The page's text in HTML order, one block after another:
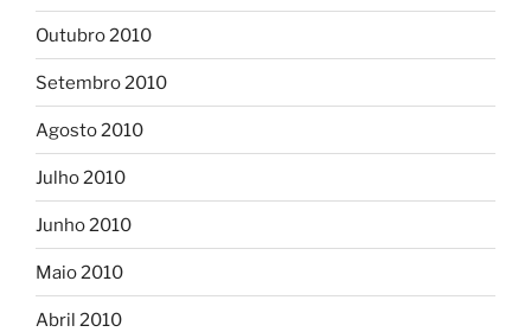
Outubro 2010
Setembro 2010
Agosto 2010
Julho 2010
Junho 2010
Maio 2010
Abril 2010